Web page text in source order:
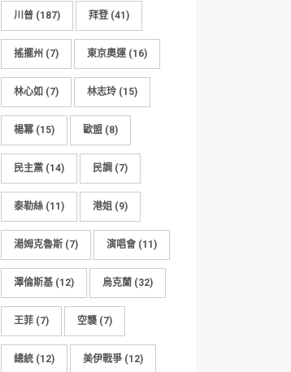
川普 (187) 拜登 (41)
搖擺州 (7) 東京奧運(16)
林心如 (7) 林志玲 (15)
楊冪 (15) 歐盟 (8)
民主黨 (14) 民調 (7)
泰勒絲 (11) 港姐 (9)
湯姆克魯斯 (7) 演唱會 (11)
澤倫斯基 (12) 烏克蘭 (32)
王菲 (7) 空襲 (7)
總統 (12) 美伊戰爭 (12)